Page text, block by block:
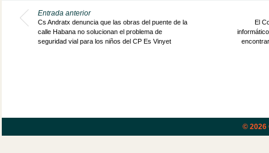
Entrada anterior
Cs Andratx denuncia que las obras del puente de la
calle Habana no solucionan el problema de
seguridad vial para los niños del CP Es Vinyet
El
© 2026